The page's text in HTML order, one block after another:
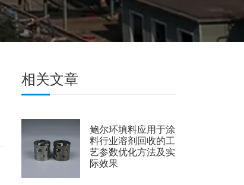
相关文章
鲍尔环填料应用于涂
料行业溶剂回收的工
艺参数优化方法及实
际效果